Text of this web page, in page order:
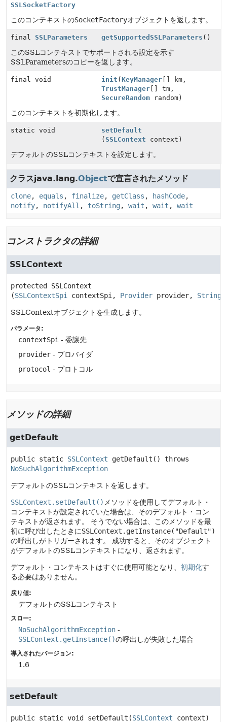
SSLSocketFactory
このコンテキストのSocketFactoryオブジェクトを返します。
final SSLParameters getSupportedSSLParameters ()
このSSLコンテキストでサポートされる設定を示す
SSLParametersのコピーを返します。
final void init (KeyManager [] km,
TrustManager [] tm,
SecureRandom random)
このコンテキストを初期化します。
static void
setDefault
(SSLContext context)
デフォルトのSSLコンテキストを設定します。
クラスjava.lang.Objectで宣言されたメソッド
clone, equals , finalize, getClass , hashCode,
notify, notifyAll , toString, wait , wait , wait
コンストラクタの詳細
SSLContext
protected
SSLContext
(SSLContextSpi contextSpi, Provider provider, String
SSLContextオブジェクトを生成します。
パラメータ:
contextSpi - 委譲先
provider - プロバイダ
protocol - プロトコル
メソッドの詳細
getDefault
public static SSLContext getDefault () throws
NoSuchAlgorithmException
デフォルトのSSLコンテキストを返します。
SSLContext.setDefault() メソッドを使用してデフォルト・
コンテキストが設定されていた場合は、そのデフォルト・コン
テキストが返されます。
そうでない場合は、このメソッドを最
初に呼び出したときにSSLContext.getInstance("Default")
の呼出しがトリガーされます。
成功すると、そのオブジェクト
がデフォルトのSSLコンテキストになり、返されます。
デフォルト・コンテキストはすぐに使用可能となり、 初期化す
る必要はありません。
戻り値:
デフォルトのSSLコンテキスト
スロー:
NoSuchAlgorithmException -
SSLContext.getInstance()の呼出しが失敗した場合
導入されたバージョン:
1.6
setDefault
public static void setDefault (SSLContext context)